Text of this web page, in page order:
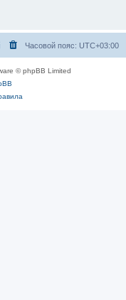
Часовой пояс: UTC+03:00
© phpBB Limited